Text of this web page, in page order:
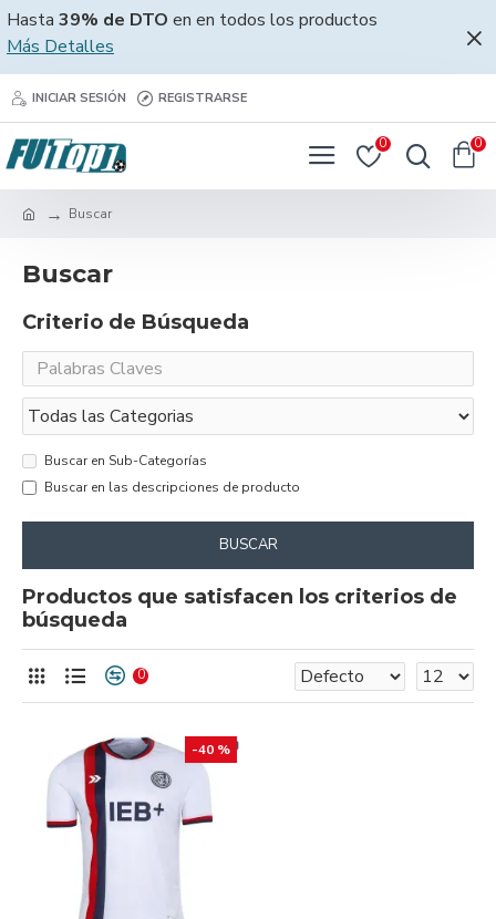
Hasta 39% de DTO en en todos los productos
Más Detalles
INICIAR SESIÓN REGISTRARSE
0 0
Buscar
Buscar
Criterio de Búsqueda
Buscar en Sub-Categorías
Buscar en las descripciones de producto
BUSCAR
Productos que satisfacen los criterios de
búsqueda
0
-40 %